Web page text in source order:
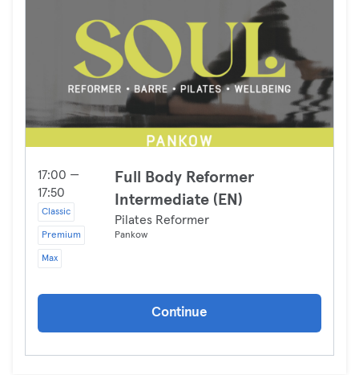
17:00 —
17:50
Classic
Premium
Max
Full Body Reformer
Intermediate (EN)
Pilates Reformer
Pankow
Continue